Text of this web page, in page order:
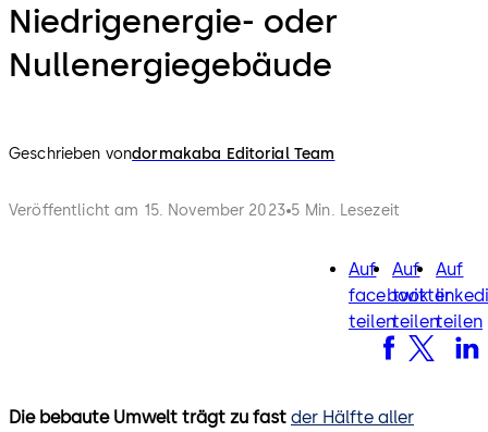
Niedrigenergie- oder
Nullenergiegebäude
Geschrieben vondormakaba Editorial Team
Veröffentlicht am 15. November 2023 5 Min. Lesezeit
Auf
facebook
teilen
facebook
Auf
twitter
teilen
twitter
Auf
teilen
Die bebaute Umwelt trägt zu fast der Hälfte aller